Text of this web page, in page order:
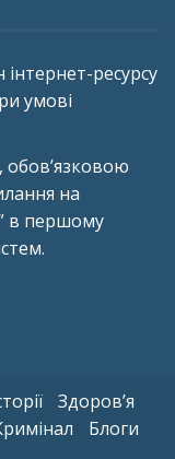
ресурсу
умові
на
в першому
Здоров’я
Блоги